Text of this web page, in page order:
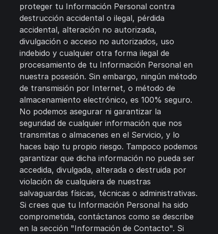
proteger tu Información Personal contra
destrucción accidental o ilegal, pérdida
accidental, alteración no autorizada,
divulgación o acceso no autorizados, uso
indebido y cualquier otra forma ilegal de
procesamiento de tu Información Personal en
nuestra posesión. Sin embargo, ningún método
de transmisión por Internet, o método de
almacenamiento electrónico, es 100% seguro.
No podemos asegurar ni garantizar la
seguridad de cualquier información que nos
transmitas o almacenes en el Servicio, y lo
haces bajo tu propio riesgo. Tampoco podemos
garantizar que dicha información no pueda ser
accedida, divulgada, alterada o destruida por
violación de cualquiera de nuestras
salvaguardas físicas, técnicas o administrativas.
Si crees que tu Información Personal ha sido
comprometida, contáctanos como se describe
en la sección "Información de Contacto". Si